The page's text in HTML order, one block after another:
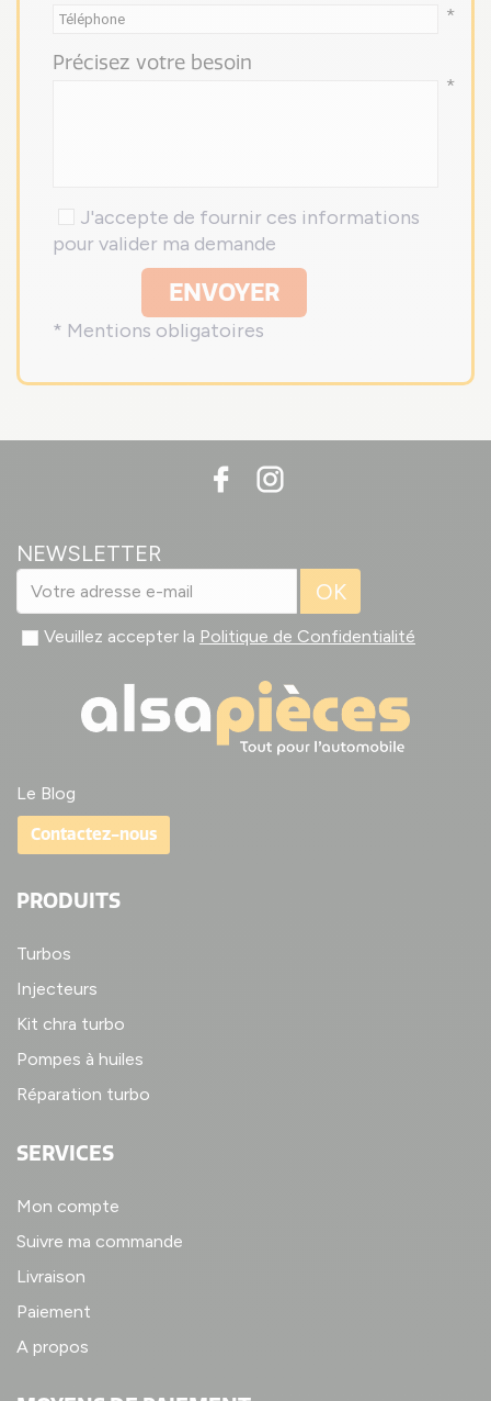
*
Précisez votre besoin
*
J'accepte de fournir ces informations
pour valider ma demande
ENVOYER
* Mentions obligatoires
NEWSLETTER
OK
Veuillez accepter la Politique de Confidentialité
Le Blog
Contactez-nous
PRODUITS
Turbos
Injecteurs
Kit chra turbo
Pompes à huiles
Réparation turbo
SERVICES
Mon compte
Suivre ma commande
Livraison
Paiement
A propos